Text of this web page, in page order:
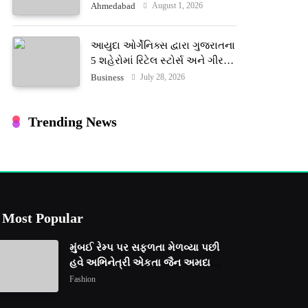
ટેરોટ રીડર પુનિતજી લુલ્લા એ ટેરોટ
Ahmedabad August 1, 2026
આયુદા ઓર્ગેનિક્સ દ્વારા ગુજરાતના
5 શહેરોમાં રિટેલ સ્ટોર્સ અને ગીર
ગાયના વૈદિક વલોણા ઘી-દૂધની શુદ્ધ
Business July 28, 2026
Trending News
Most Popular
મુંબઈ રેમ્પ પર સફળતા મેળવ્યા પછી
હવે અભિનેત્રી એકતા જૈન અમદાવાદ
ફેશન વીકમાં પોતાની પ્રતિભા
Fashion